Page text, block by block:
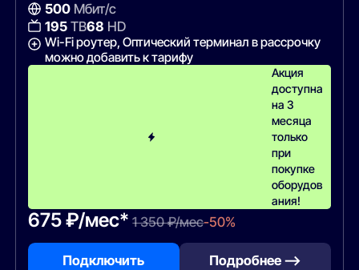
500Мбит/с
195ТВ68 HD
Wi-Fi роутер, Оптический терминал в рассрочку
можно добавить к тарифу
Акция
доступна
на 3
месяца
только
при
покупке
оборудов
ания!
675 ₽/мес* 1 350 ₽/мес-50%
Подключить Подробнее —>